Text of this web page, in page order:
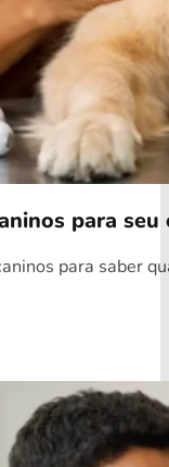
para seu
para saber